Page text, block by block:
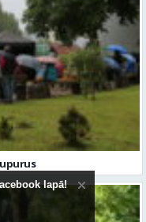
lapā!